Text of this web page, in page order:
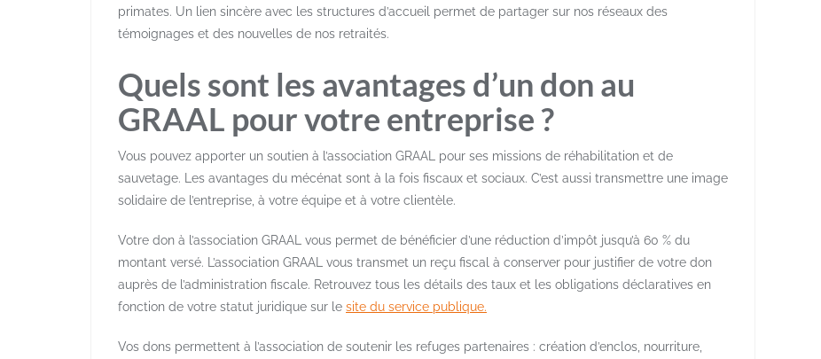
primates. Un lien sincère avec les structures d’accueil permet de partager sur nos réseaux des
témoignages et des nouvelles de nos retraités.
Quels sont les avantages d’un don au
GRAAL pour votre entreprise ?
Vous pouvez apporter un soutien à l’association GRAAL pour ses missions de réhabilitation et de
sauvetage. Les avantages du mécénat sont à la fois fiscaux et sociaux. C’est aussi transmettre une image
solidaire de l’entreprise, à votre équipe et à votre clientèle.
Votre don à l’association GRAAL vous permet de bénéficier d’une réduction d’impôt jusqu’à 60 % du
montant versé. L’association GRAAL vous transmet un reçu fiscal à conserver pour justifier de votre don
auprès de l’administration fiscale. Retrouvez tous les détails des taux et les obligations déclaratives en
fonction de votre statut juridique sur le site du service publique.
Vos dons permettent à l’association de soutenir les refuges partenaires : création d’enclos, nourriture,